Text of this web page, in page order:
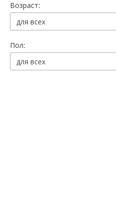
Возраст:
для всех
Пол:
для всех